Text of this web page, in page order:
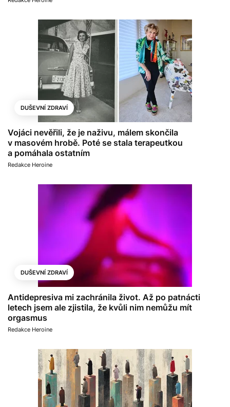
DUŠEVNÍ ZDRAVÍ
Vojáci nevěřili, že je naživu, málem skončila
v masovém hrobě. Poté se stala terapeutkou
a pomáhala ostatním
Redakce Heroine
DUŠEVNÍ ZDRAVÍ
Antidepresiva mi zachránila život. Až po patnácti
letech jsem ale zjistila, že kvůli nim nemůžu mít
orgasmus
Redakce Heroine